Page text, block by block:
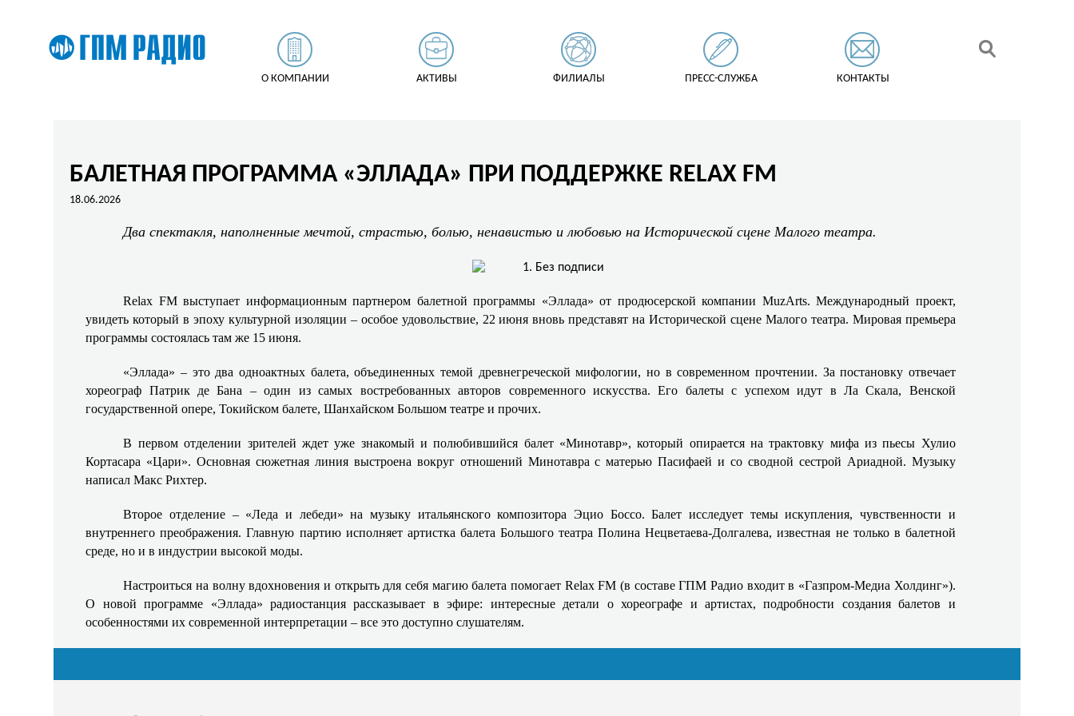
О КОМПАНИИ АКТИВЫ ФИЛИАЛЫ ПРЕСС-СЛУЖБА КОНТАКТЫ
БАЛЕТНАЯ ПРОГРАММА «ЭЛЛАДА» ПРИ ПОДДЕРЖКЕ RELAX FM
18.06.2026
Два спектакля, наполненные мечтой, страстью, болью, ненавистью и любовью на Исторической сцене Малого театра.
Relax FM выступает информационным партнером балетной программы «Эллада» от продюсерской компании MuzArts. Международный проект,
увидеть который в эпоху культурной изоляции – особое удовольствие, 22 июня вновь представят на Исторической сцене Малого театра. Мировая премьера
программы состоялась там же 15 июня.
«Эллада» – это два одноактных балета, объединенных темой древнегреческой мифологии, но в современном прочтении. За постановку отвечает
хореограф Патрик де Бана – один из самых востребованных авторов современного искусства. Его балеты с успехом идут в Ла Скала, Венской
государственной опере, Токийском балете, Шанхайском Большом театре и прочих.
В первом отделении зрителей ждет уже знакомый и полюбившийся балет «Минотавр», который опирается на трактовку мифа из пьесы Хулио
Кортасара «Цари». Основная сюжетная линия выстроена вокруг отношений Минотавра с матерью Пасифаей и со сводной сестрой Ариадной. Музыку
написал Макс Рихтер.
Второе отделение – «Леда и лебеди» на музыку итальянского композитора Эцио Боссо. Балет исследует темы искупления, чувственности и
внутреннего преображения. Главную партию исполняет артистка балета Большого театра Полина Нецветаева-Долгалева, известная не только в балетной
среде, но и в индустрии высокой моды.
Настроиться на волну вдохновения и открыть для себя магию балета помогает Relax FM (в составе ГПМ Радио входит в «Газпром‑Медиа Холдинг»).
О новой программе «Эллада» радиостанция рассказывает в эфире: интересные детали о хореографе и артистах, подробности создания балетов и
особенностями их современной интерпретации – все это доступно слушателям.